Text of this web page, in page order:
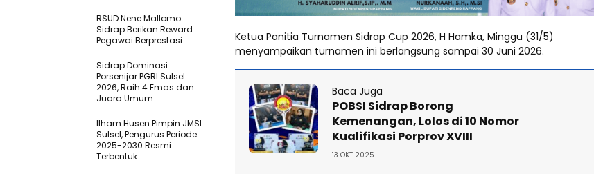
Ketua Panitia Turnamen Sidrap Cup 2026, H Hamka, Minggu (31/5)
menyampaikan turnamen ini berlangsung sampai 30 Juni 2026.
Baca Juga
POBSI Sidrap Borong
Kemenangan, Lolos di 10 Nomor
Kualifikasi Porprov XVIII
13 OKT 2025
RSUD Nene Mallomo
Sidrap Berikan Reward
Pegawai Berprestasi
Sidrap Dominasi
Porsenijar PGRI Sulsel
2026, Raih 4 Emas dan
Juara Umum
Ilham Husen Pimpin JMSI
Sulsel, Pengurus Periode
2025-2030 Resmi
Terbentuk